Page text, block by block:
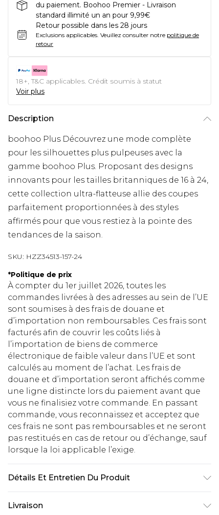
du paiement. Boohoo Premier - Livraison
standard illimité un an pour 9,99€
Retour possible dans les 28 jours
Exclusions applicables. Veuillez consulter notre politique de
retour
18+, T&C applicables. Crédit soumis à statut
Voir plus
Description
boohoo Plus Découvrez une mode complète
pour les silhouettes plus pulpeuses avec la
gamme boohoo Plus. Proposant des designs
innovants pour les tailles britanniques de 16 à 24,
cette collection ultra-flatteuse allie des coupes
parfaitement proportionnées à des styles
affirmés pour que vous restiez à la pointe des
tendances de la saison.
SKU: HZZ34513-157-24
*Politique de prix
À compter du 1er juillet 2026, toutes les
commandes livrées à des adresses au sein de l’UE
sont soumises à des frais de douane et
d’importation non remboursables. Ces frais sont
facturés afin de couvrir les coûts liés à
l’importation de biens de commerce
électronique de faible valeur dans l’UE et sont
calculés au moment de l’achat. Les frais de
douane et d’importation seront affichés comme
une ligne distincte lors du paiement avant que
vous ne finalisiez votre commande. En passant
commande, vous reconnaissez et acceptez que
ces frais ne sont pas remboursables et ne seront
pas restitués en cas de retour ou d’échange, sauf
lorsque la loi applicable l’exige.
Détails Et Entretien Du Produit
Livraison